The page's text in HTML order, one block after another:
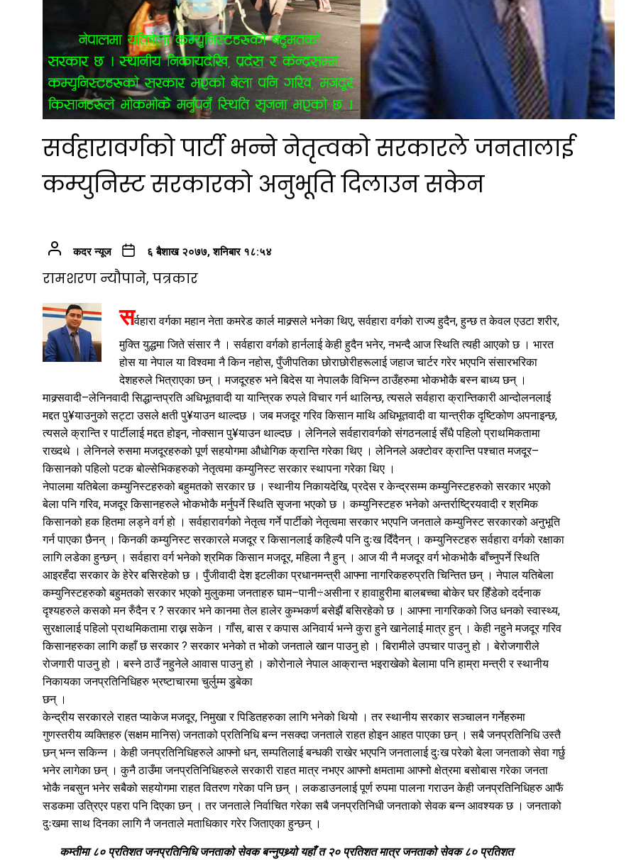
सर्वहारावर्गको पार्टी भन्ने नेतृत्वको सरकारले जनतालाई
कम्युनिस्ट सरकारको अनुभूति दिलाउन सकेन
कदर न्यूज ६ बैशाख २०७७, शनिबार १८:५४
रामशरण न्यौपाने, पत्रकार
सर्वहारा वर्गका महान नेता कमरेड कार्ल माक्र्सले भनेका थिए, सर्वहारा वर्गको राज्य हुदैन, हुन्छ त केवल एउटा शरीर,
मुक्ति युद्धमा जिते संसार नै । सर्वहारा वर्गको हार्नलाई केही हुदैन भनेर, नभन्दै आज स्थिति त्यही आएको छ । भारत
होस या नेपाल या विश्वमा नै किन नहोस, पुँजीपतिका छोराछोरीहरूलाई जहाज चार्टर गरेर भएपनि संसारभरिका
देशहरुले भित्राएका छन् । मजदूरहरु भने बिदेस या नेपालकै विभिन्न ठाउँहरुमा भोकभोकै बस्न बाध्य छन् ।
माक्र्सवादी–लेनिनवादी सिद्धान्तप्रति अधिभूतवादी या यान्त्रिक रुपले विचार गर्न थालिन्छ, त्यसले सर्वहारा क्रान्तिकारी आन्दोलनलाई
मद्दत पु¥याउनुको सट्टा उसले क्षती पु¥याउन थाल्दछ । जब मजदूर गरिव किसान माथि अधिभूतवादी वा यान्त्रीक दृष्टिकोण अपनाइन्छ,
त्यसले क्रान्ति र पार्टीलाई मद्दत होइन, नोक्सान पु¥याउन थाल्दछ । लेनिनले सर्वहारावर्गको संगठनलाई सँधै पहिलो प्राथमिकतामा
राख्दथे । लेनिनले रुसमा मजदूरहरुको पूर्ण सहयोगमा औधोगिक क्रान्ति गरेका थिए । लेनिनले अक्टोवर क्रान्ति पश्चात मजदूर–
किसानको पहिलो पटक बोल्सेभिकहरुको नेतृत्वमा कम्युनिस्ट सरकार स्थापना गरेका थिए ।
नेपालमा यतिबेला कम्युनिस्टहरुको बहुमतको सरकार छ । स्थानीय निकायदेखि, प्रदेस र केन्द्रसम्म कम्युनिस्टहरुको सरकार भएको
बेला पनि गरिव, मजदूर किसानहरुले भोकभोकै मर्नुपर्ने स्थिति सृजना भएको छ । कम्युनिस्टहरु भनेको अन्तर्राष्ट्रियवादी र श्रमिक
किसानको हक हितमा लड्ने वर्ग हो । सर्वहारावर्गको नेतृत्व गर्ने पार्टीको नेतृत्वमा सरकार भएपनि जनताले कम्युनिस्ट सरकारको अनुभूति
गर्न पाएका छैनन् । किनकी कम्युनिस्ट सरकारले मजदूर र किसानलाई कहिल्यै पनि दुःख दिँदैनन् । कम्युनिस्टहरु सर्वहारा वर्गको रक्षाका
लागि लडेका हुन्छन् । सर्वहारा वर्ग भनेको श्रमिक किसान मजदूर, महिला नै हुन् । आज यी नै मजदूर वर्ग भोकभोकै बाँच्नुपर्ने स्थिति
आइरहँदा सरकार के हेरेर बसिरहेको छ । पुँजीवादी देश इटलीका प्रधानमन्त्री आफ्ना नागरिकहरुप्रति चिन्तित छन् । नेपाल यतिबेला
कम्युनिस्टहरुको बहुमतको सरकार भएको मुलुकमा जनताहरु घाम–पानी÷असीना र हावाहुरीमा बालबच्चा बोकेर घर हिँडेको दर्दनाक
दृश्यहरुले कसको मन रुँदैन र ? सरकार भने कानमा तेल हालेर कुम्भकर्ण बसेझैं बसिरहेको छ । आफ्ना नागरिकको जिउ धनको स्वास्थ्य,
सुरक्षालाई पहिलो प्राथमिकतामा राख्न सकेन । गाँस, बास र कपास अनिवार्य भन्ने कुरा हुने खानेलाई मात्र हुन् । केही नहुने मजदूर गरिव
किसानहरुका लागि कहाँ छ सरकार ? सरकार भनेको त भोको जनताले खान पाउनु हो । बिरामीले उपचार पाउनु हो । बेरोजगारीले
रोजगारी पाउनु हो । बस्ने ठाउँ नहुनेले आवास पाउनु हो । कोरोनाले नेपाल आक्रान्त भइराखेको बेलामा पनि हाम्रा मन्त्री र स्थानीय
निकायका जनप्रतिनिधिहरु भ्रष्टाचारमा चुर्लुम्म डुबेका
छन् ।
केन्द्रीय सरकारले राहत प्याकेज मजदूर, निमुखा र पिडितहरुका लागि भनेको थियो । तर स्थानीय सरकार सञ्चालन गर्नेहरुमा
गुणस्तरीय व्यक्तिहरु (सक्षम मानिस) जनताको प्रतिनिधि बन्न नसक्दा जनताले राहत होइन आहत पाएका छन् । सबै जनप्रतिनिधि उस्तै
छन् भन्न सकिन्न । केही जनप्रतिनिधिहरुले आफ्नो धन, सम्पतिलाई बन्धकी राखेर भएपनि जनतालाई दुःख परेको बेला जनताको सेवा गर्छु
भनेर लागेका छन् । कुनै ठाउँमा जनप्रतिनिधिहरुले सरकारी राहत मात्र नभएर आफ्नो क्षमतामा आफ्नो क्षेत्रमा बसोबास गरेका जनता
भोकै नबसुन भनेर सबैको सहयोगमा राहत वितरण गरेका पनि छन् । लकडाउनलाई पूर्ण रुपमा पालना गराउन केही जनप्रतिनिधिहरु आफैं
सडकमा उत्रिएर पहरा पनि दिएका छन् । तर जनताले निर्वाचित गरेका सबै जनप्रतिनिधी जनताको सेवक बन्न आवश्यक छ । जनताको
दुःखमा साथ दिनका लागि नै जनताले मताधिकार गरेर जिताएका हुन्छन् ।
कम्तीमा ८० प्रतिशत जनप्रतिनिधि जनताको सेवक बन्नुपथ्र्यो यहाँ त २० प्रतिशत मात्र जनताको सेवक ८० प्रतिशत